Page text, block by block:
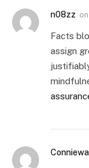
n08zz on
Facts
assign